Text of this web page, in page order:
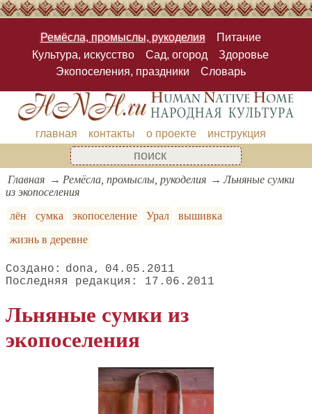
Ремёсла, промыслы, рукоделия
Питание
Культура, искусство
Сад, огород
Здоровье
Экопоселения, праздники
Словарь
главная контакты о проекте инструкция
Главная Ремёсла, промыслы, рукоделия
Льняные сумки
из экопоселения
лён
сумка экопоселение Урал
вышивка
жизнь в деревне
dona
04.05.2011
17.06.2011
Льняные сумки из
экопоселения